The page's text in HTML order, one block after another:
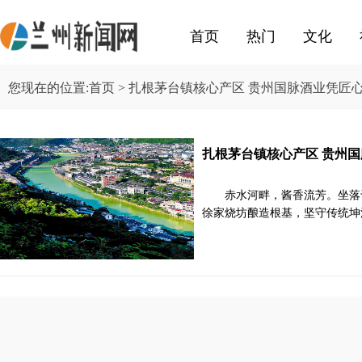
首页 热门 文化
您现在的位置:首页 > 扎根茅台镇核心产区 贵州国脉酒业凭匠
扎根茅台镇核心产区 贵州
赤水河畔，酱香流芳。坐
徐家烧坊酿造根基，坚守传统